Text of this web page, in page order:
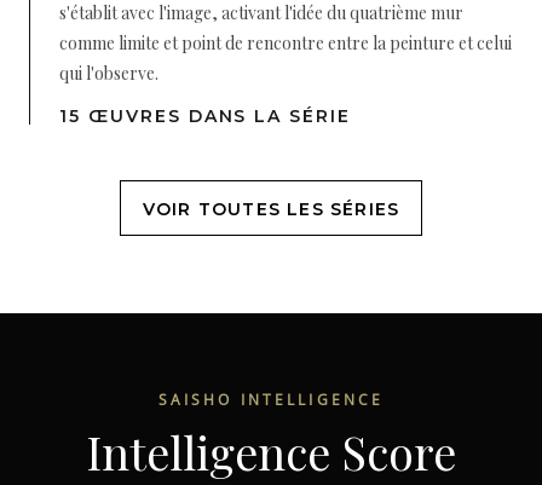
s'établit avec l'image, activant l'idée du quatrième mur
comme limite et point de rencontre entre la peinture et celui
qui l'observe.
15 ŒUVRES DANS LA SÉRIE
VOIR TOUTES LES SÉRIES
SAISHO INTELLIGENCE
Intelligence Score